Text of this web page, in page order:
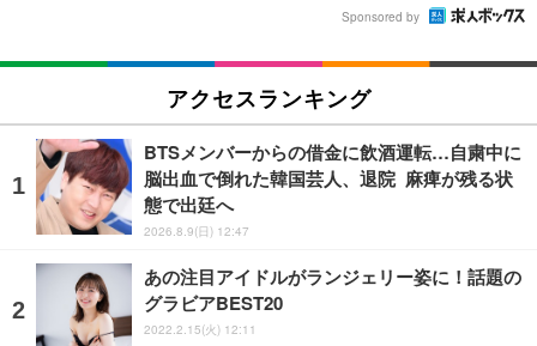
Sponsored by
アクセスランキング
BTSメンバーからの借金に飲酒運転…自粛中に
脳出血で倒れた韓国芸人、退院 麻痺が残る状
態で出廷へ
2026.8.9(日) 12:47
あの注目アイドルがランジェリー姿に！話題の
グラビアBEST20
2022.2.15(火) 12:11